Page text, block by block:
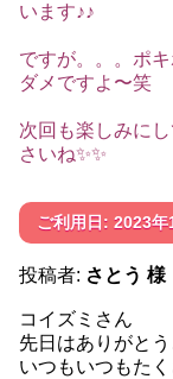
います♪♪
ですが。。。ポ
ダメですよ〜笑
次回も楽しみに
さいね✨✨
ご利用日: 2023年
投稿者: さとう 様
コイズミさん
先日はありがと
いつもいつもた